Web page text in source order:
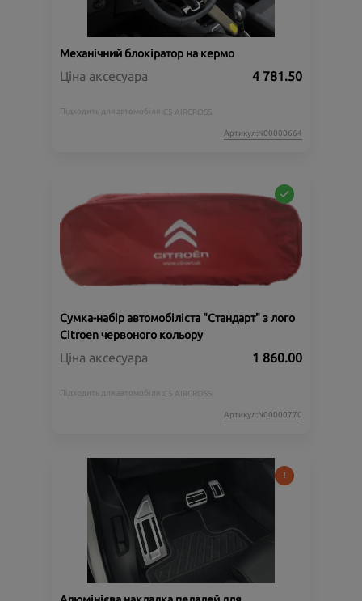
Механічний блокіратор на кермо
Ціна аксесуара 4 781.50
Підходить для автомобіля : C5 AIRCROSS;
Артикул:N00000664
Сумка-набір автомобіліста "Стандарт" з лого
Citroen червоного кольору
Ціна аксесуара 1 860.00
Підходить для автомобіля : C5 AIRCROSS;
Артикул:N00000770